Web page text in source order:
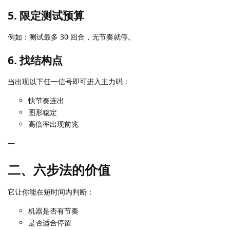
5. 限定测试预算
例如：测试最多 30 回合，无节奏就停。
6. 找结构点
当出现以下任一信号即可进入主力码：
快节奏连出
图形稳定
高倍率出现前兆
—
二、六步法的价值
它让你能在短时间内判断：
机器是否有节奏
是否适合停留